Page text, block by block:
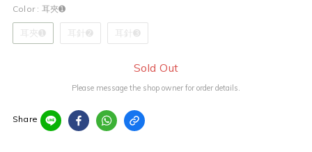
Color : 耳夾➊
耳夾➊ 耳針➋ 耳針➌
Sold Out
Please message the shop owner for order details.
Share